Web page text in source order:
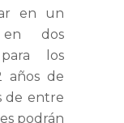
en un
dos
los
años de
de entre
podrán